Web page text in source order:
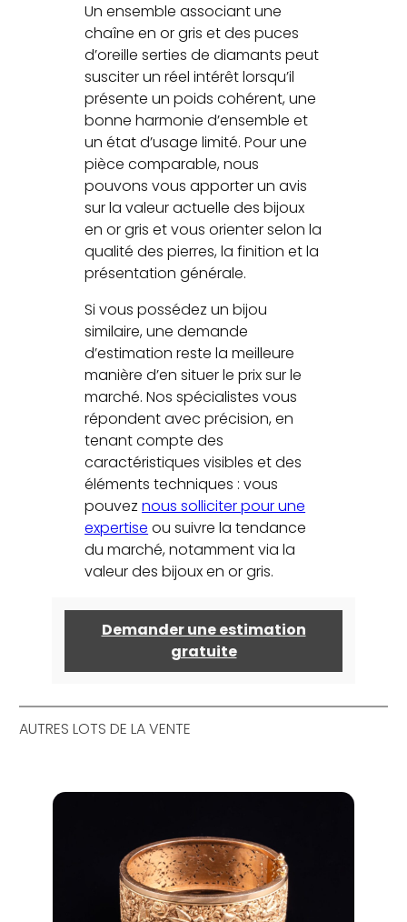
Un ensemble associant une
chaîne en or gris et des puces
d’oreille serties de diamants peut
susciter un réel intérêt lorsqu’il
présente un poids cohérent, une
bonne harmonie d’ensemble et
un état d’usage limité. Pour une
pièce comparable, nous
pouvons vous apporter un avis
sur la valeur actuelle des bijoux
en or gris et vous orienter selon la
qualité des pierres, la finition et la
présentation générale.
Si vous possédez un bijou
similaire, une demande
d’estimation reste la meilleure
manière d’en situer le prix sur le
marché. Nos spécialistes vous
répondent avec précision, en
tenant compte des
caractéristiques visibles et des
éléments techniques : vous
pouveznous solliciter pour une
expertise ou suivre la tendance
du marché, notamment via la
valeur des bijoux en or gris.
Demander une estimation
gratuite
AUTRES LOTS DE LA VENTE